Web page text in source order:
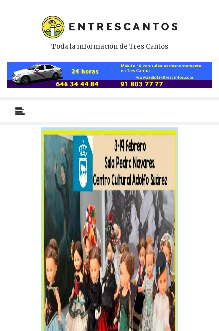
Toda la información de Tres Cantos
primario